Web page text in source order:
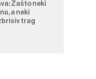
Zašto neki
a neki
trag